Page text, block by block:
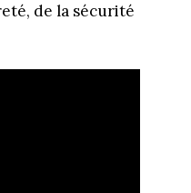
de la sécurité